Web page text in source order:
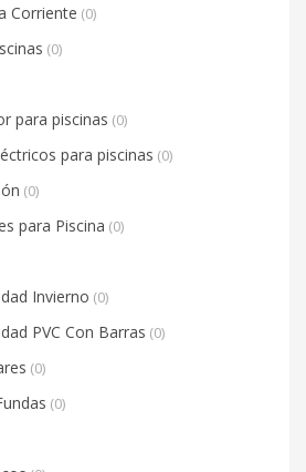
Corriente (0)
(0)
para piscinas (0)
para piscinas (0)
(0)
para Piscina (0)
Invierno (0)
PVC Con Barras (0)
(0)
(0)